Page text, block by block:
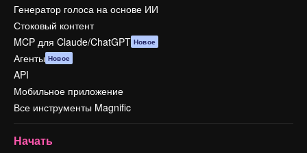
Генератор голоса на основе ИИ
Стоковый контент
MCP для Claude/ChatGPT Новое
Агенты Новое
API
Мобильное приложение
Все инструменты Magnific
Начать